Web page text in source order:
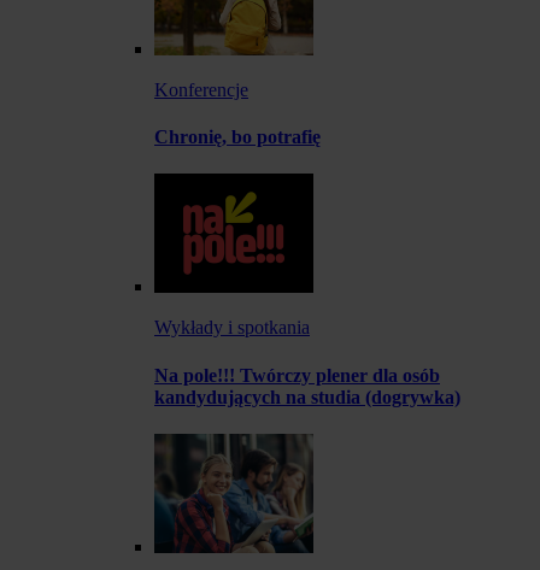
Konferencje
Chronię, bo potrafię
Wykłady i spotkania
Na pole!!! Twórczy plener dla osób
kandydujących na studia (dogrywka)